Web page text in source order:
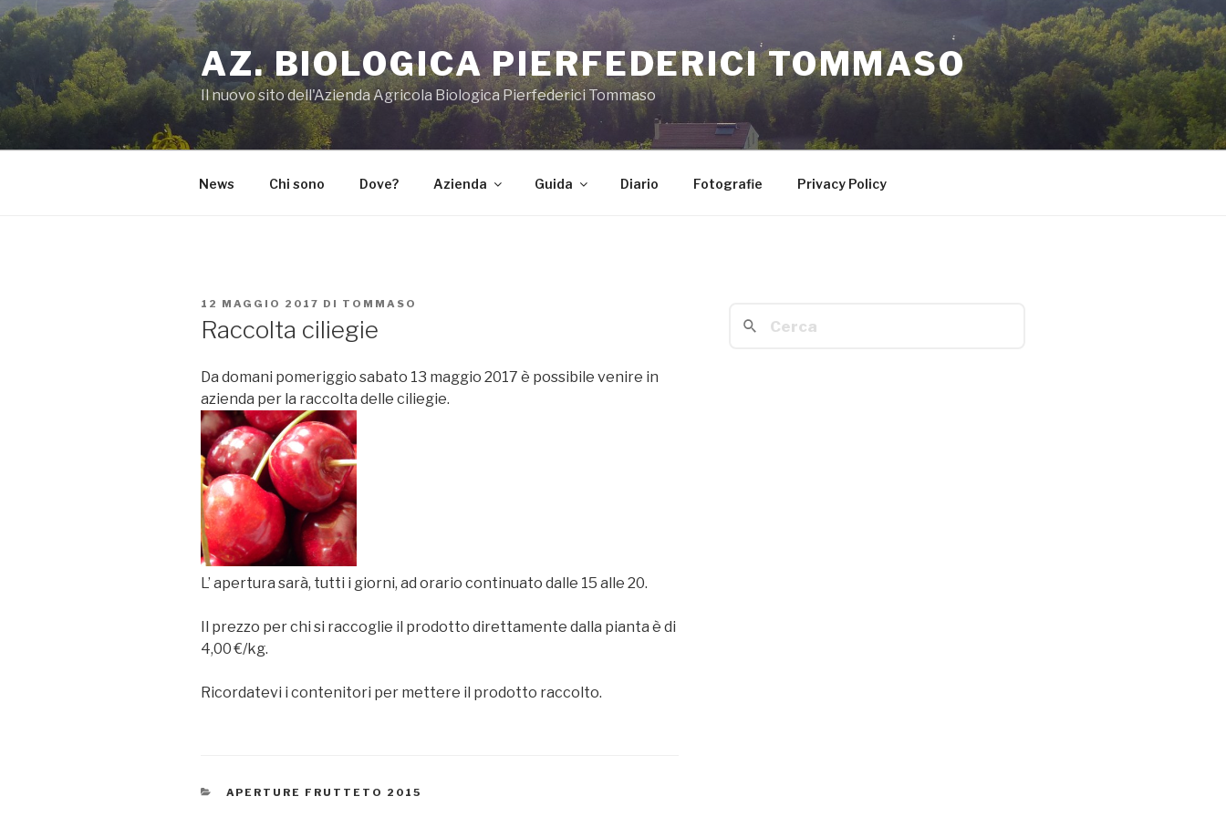
Salta
contenuto
AZ. BIOLOGICA PIERFEDERICI TOMMASO
Il nuovo sito dell'Azienda Agricola Biologica Pierfederici Tommaso
News Chi sono Dove? Azienda Guida Diario Fotografie Privacy Policy
PUBBLICATO
12 MAGGIO 2017 DI TOMMASO
Raccolta ciliegie
Da domani pomeriggio sabato 13 maggio 2017 è possibile venire in
azienda per la raccolta delle ciliegie.
L’ apertura sarà, tutti i giorni, ad orario continuato dalle 15 alle 20.
Il prezzo per chi si raccoglie il prodotto direttamente dalla pianta è di
4,00 €/kg.
Ricordatevi i contenitori per mettere il prodotto raccolto.
CATEGORIE
APERTURE FRUTTETO 2015